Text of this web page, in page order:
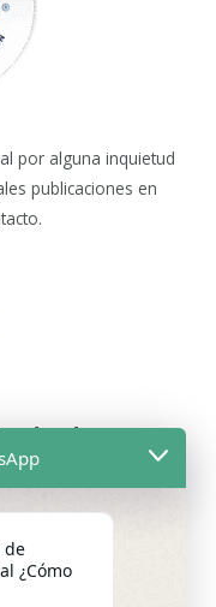
por alguna inquietud
publicaciones en
13:00 hs
9699
de
¿Cómo